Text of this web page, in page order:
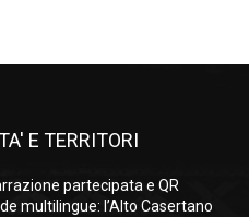
E TERRITORI
partecipata e QR
multilingue: l’Alto Casertano